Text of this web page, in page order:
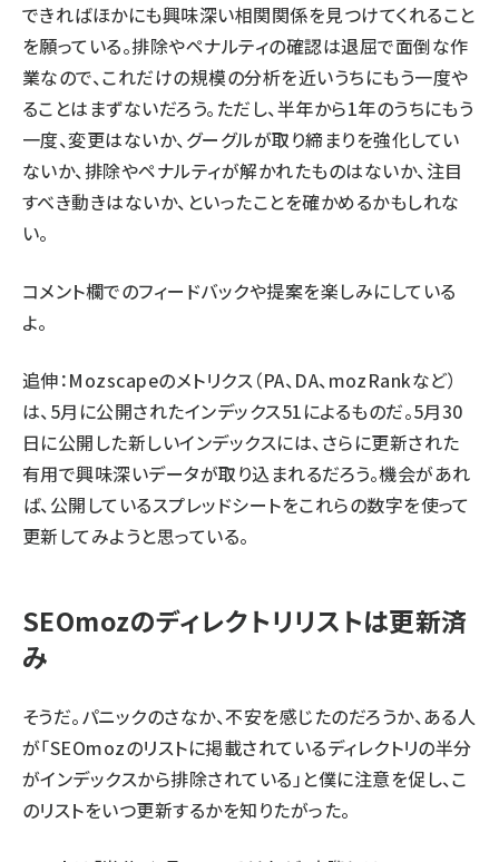
できればほかにも興味深い相関関係を見つけてくれること
を願っている。排除やペナルティの確認は退屈で面倒な作
業なので、これだけの規模の分析を近いうちにもう一度や
ることはまずないだろう。ただし、半年から1年のうちにもう
一度、変更はないか、グーグルが取り締まりを強化してい
ないか、排除やペナルティが解かれたものはないか、注目
すべき動きはないか、といったことを確かめるかもしれな
い。
コメント欄でのフィードバックや提案を楽しみにしている
よ。
追伸：Mozscapeのメトリクス（PA、DA、mozRankなど）
は、5月に公開されたインデックス51によるものだ。5月30
日に公開した新しいインデックスには、さらに更新された
有用で興味深いデータが取り込まれるだろう。機会があれ
ば、公開しているスプレッドシートをこれらの数字を使って
更新してみようと思っている。
SEOmozのディレクトリリストは更新済
み
そうだ。パニックのさなか、不安を感じたのだろうか、ある人
が「SEOmozのリストに掲載されているディレクトリの半分
がインデックスから排除されている」と僕に注意を促し、こ
のリストをいつ更新するかを知りたがった。